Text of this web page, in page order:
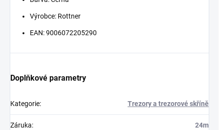
Výrobce: Rottner
EAN: 9006072205290
Doplňkové parametry
Kategorie: Trezory a trezorové skříně
Záruka: 24m